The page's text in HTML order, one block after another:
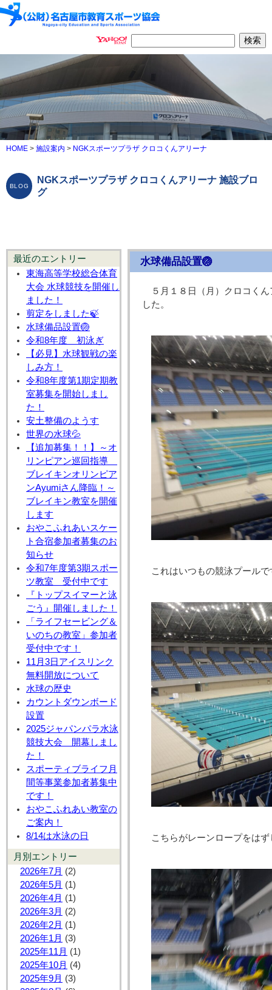
HOME > 施設案内 > NGKスポーツプラザ クロコくんアリーナ
NGKスポーツプラザ クロコくんアリーナ 施設ブロ
グ
最近のエントリー
東海高等学校総合体育
大会 水球競技を開催し
ました！
剪定をしました🍃
水球備品設置🏐
令和8年度 初泳ぎ
【必見】水球観戦の楽
しみ方！
令和8年度第1期定期教
室募集を開始しまし
た！
安土整備のようす
世界の水球💦
【追加募集！！】～オ
リンピアン巡回指導
ブレイキンオリンピア
ンAyumiさん降臨！～
ブレイキン教室を開催
します
おやこふれあいスケー
ト合宿参加者募集のお
知らせ
令和7年度第3期スポー
ツ教室 受付中です
『トップスイマーと泳
ごう』開催しました！
「ライフセービング＆
いのちの教室」参加者
受付中です！
11月3日アイスリンク
無料開放について
水球の歴史
カウントダウンボード
設置
2025ジャパンパラ水泳
競技大会 開幕しまし
た！
スポーティブライフ月
間等事業参加者募集中
です！
おやこふれあい教室の
ご案内！
8/14は水泳の日
月別エントリー
2026年7月 (2)
2026年5月 (1)
2026年4月 (1)
2026年3月 (2)
2026年2月 (1)
2026年1月 (3)
2025年11月 (1)
2025年10月 (4)
2025年9月 (3)
水球備品設置🏐
５月１８日（月）クロコく
した。
これはいつもの競泳プール
こちらがレーンロープをは